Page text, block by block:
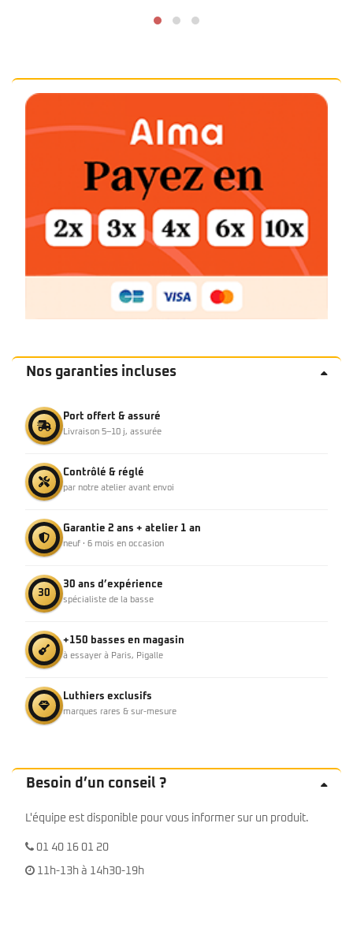
Nos garanties incluses
Port offert & assuré
Livraison 5–10 j, assurée
Contrôlé & réglé
par notre atelier avant envoi
Garantie 2 ans + atelier 1 an
neuf · 6 mois en occasion
30
30 ans d’expérience
spécialiste de la basse
+150 basses en magasin
à essayer à Paris, Pigalle
Luthiers exclusifs
marques rares & sur-mesure
Besoin d’un conseil ?
L'équipe est disponible pour vous informer sur un produit.
01 40 16 01 20
11h-13h à 14h30-19h